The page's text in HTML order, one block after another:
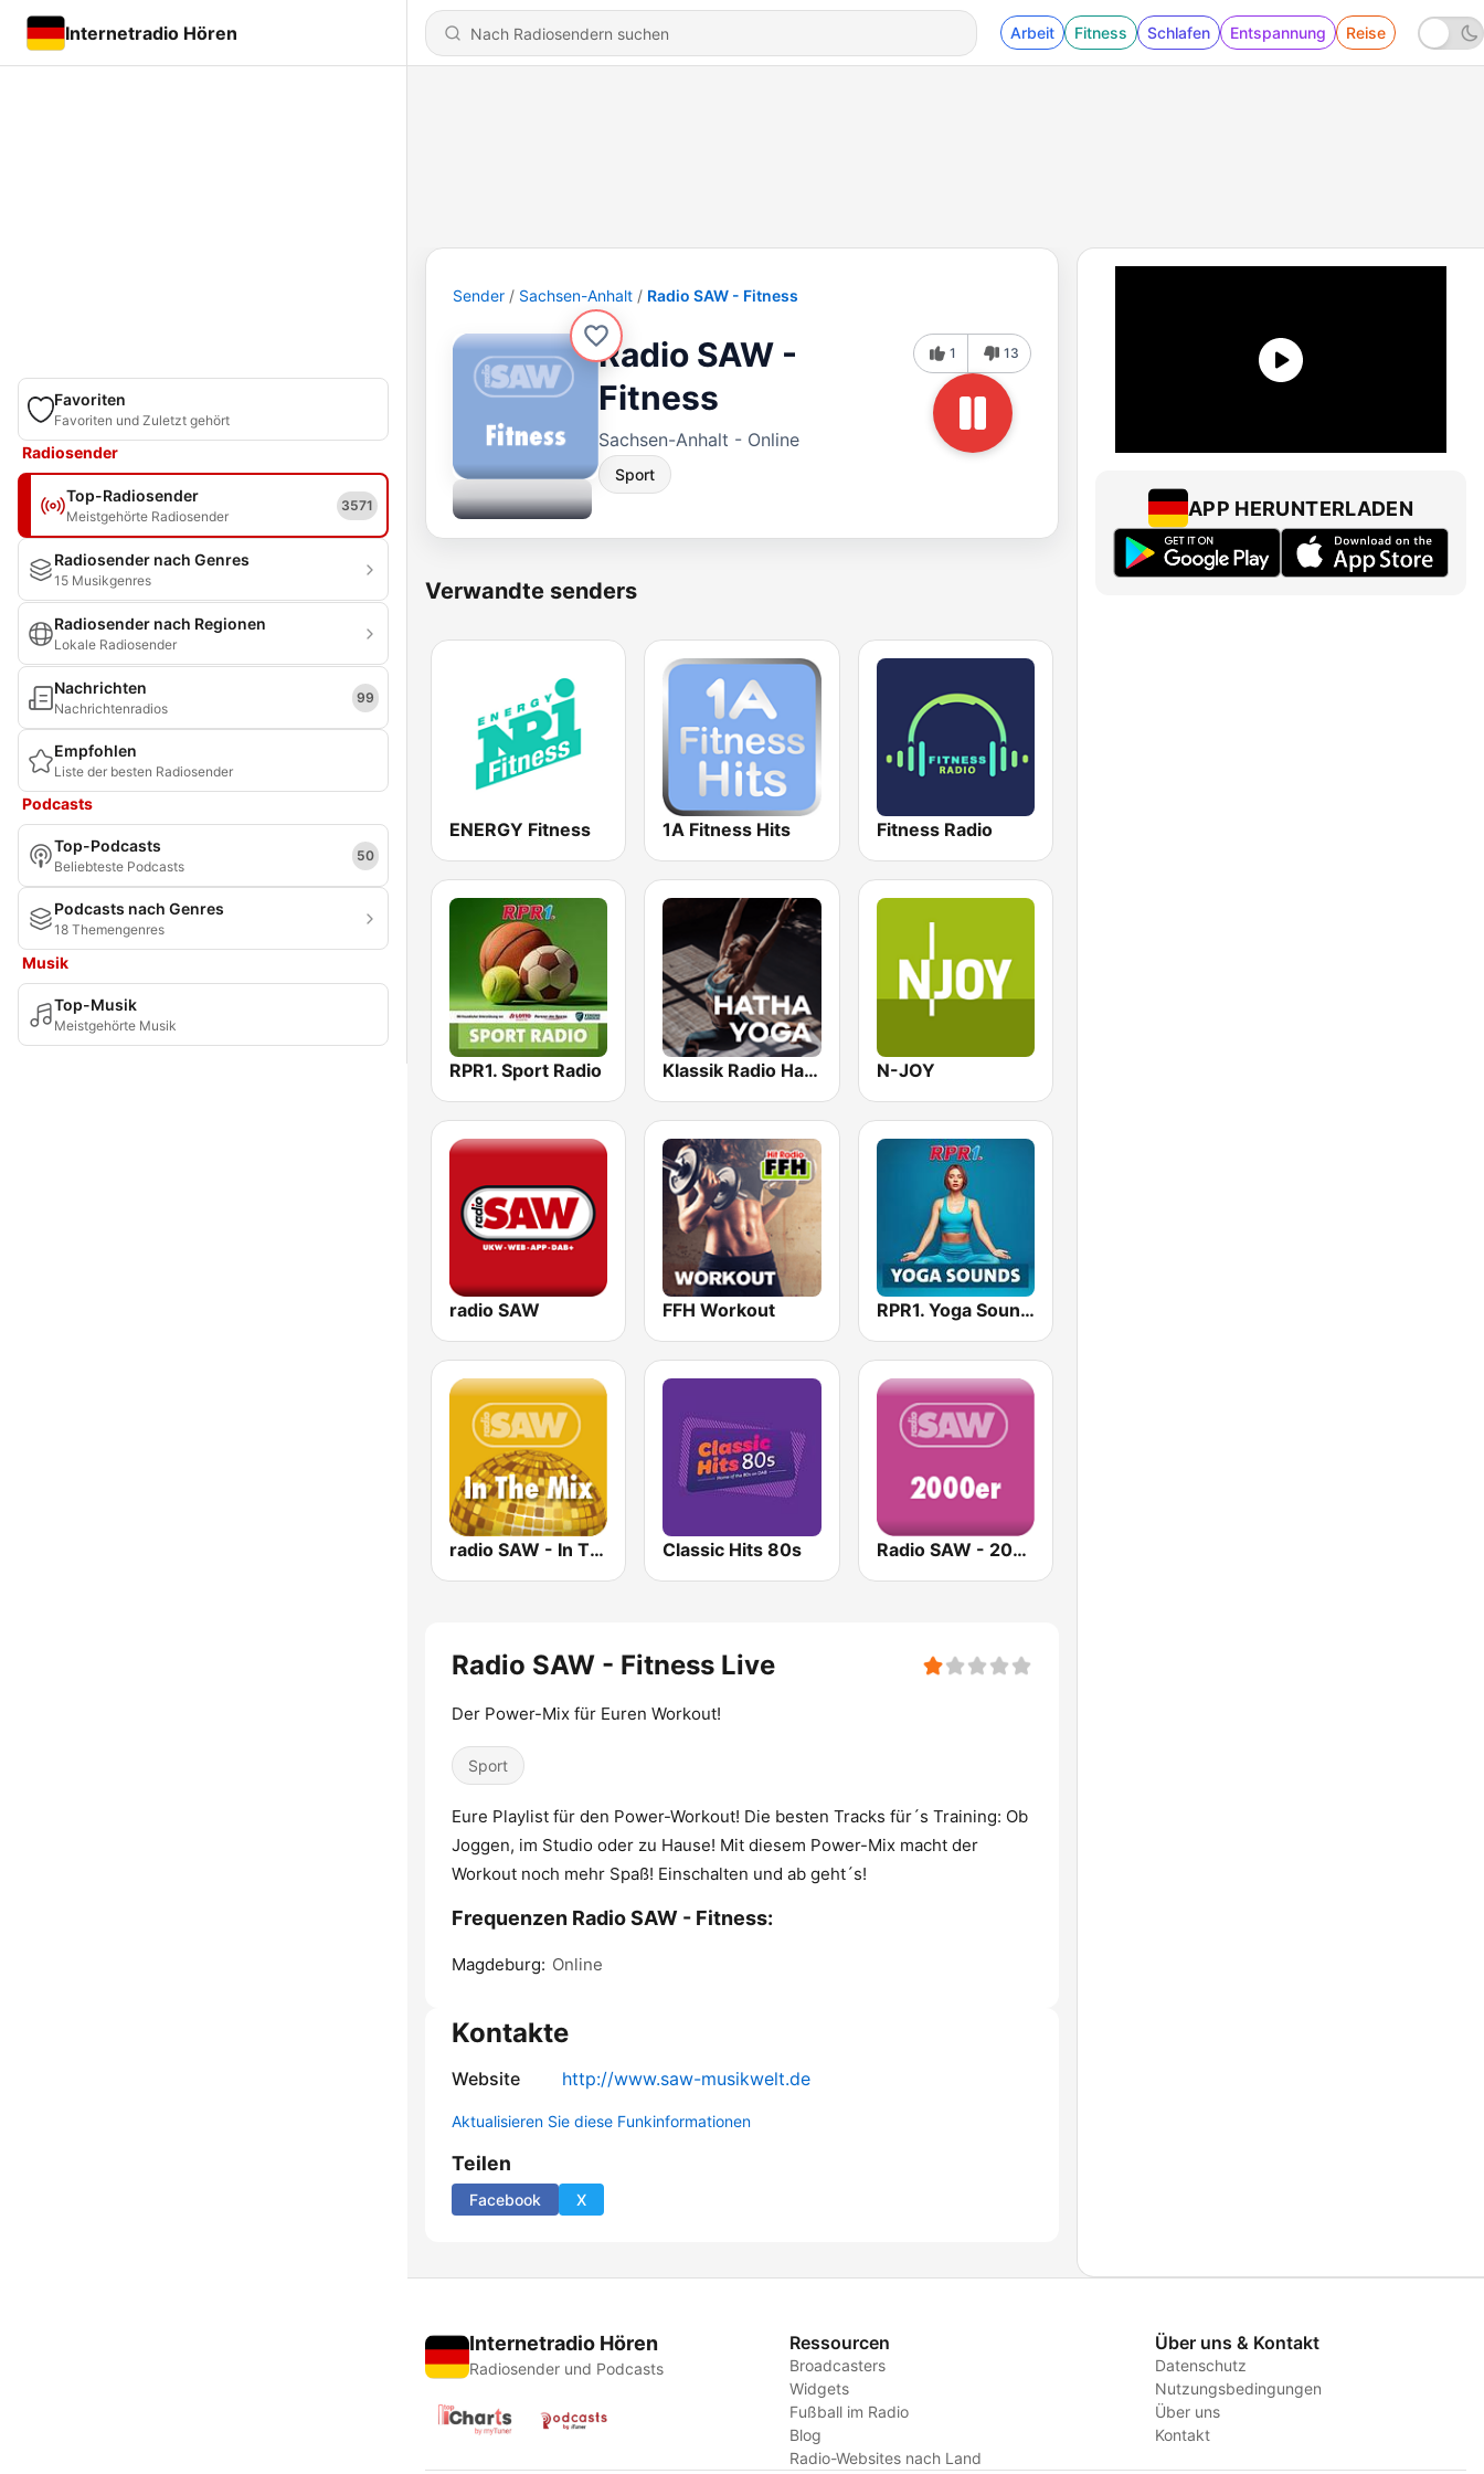
Internetradio Hören Arbeit Fitness Schlafen Entspannung Reise
Favoriten
Favoriten und Zuletzt gehört
Radiosender
Top-Radiosender
Meistgehörte Radiosender
3571
Radiosender nach Genres
15 Musikgenres
Radiosender nach Regionen
Lokale Radiosender
Nachrichten
Nachrichtenradios
99
Empfohlen
Liste der besten Radiosender
Podcasts
Top-Podcasts
Beliebteste Podcasts
50
Podcasts nach Genres
18 Themengenres
Musik
Top-Musik
Meistgehörte Musik
Sender Sachsen-Anhalt Radio SAW - Fitness
Radio SAW -
Fitness
Sachsen-Anhalt - Online
Sport
1 13
Verwandte senders
ENERGY Fitness 1A Fitness Hits Fitness Radio
RPR1. Sport Radio Klassik Radio Hatha Yoga N-JOY
radio SAW FFH Workout RPR1. Yoga Sounds
radio SAW - In The Mix Classic Hits 80s Radio SAW - 2000er
Radio SAW - Fitness Live
Der Power-Mix für Euren Workout!
Sport
Eure Playlist für den Power-Workout! Die besten Tracks für´s Training: Ob
Joggen, im Studio oder zu Hause! Mit diesem Power-Mix macht der
Workout noch mehr Spaß! Einschalten und ab geht´s!
Frequenzen Radio SAW - Fitness:
Magdeburg: Online
Kontakte
Website http://www.saw-musikwelt.de
Aktualisieren Sie diese Funkinformationen
Teilen
Facebook X
APP HERUNTERLADEN
Internetradio Hören
Radiosender und Podcasts
Ressourcen
Broadcasters
Widgets
Fußball im Radio
Blog
Radio-Websites nach Land
Über uns & Kontakt
Datenschutz
Nutzungsbedingungen
Über uns
Kontakt